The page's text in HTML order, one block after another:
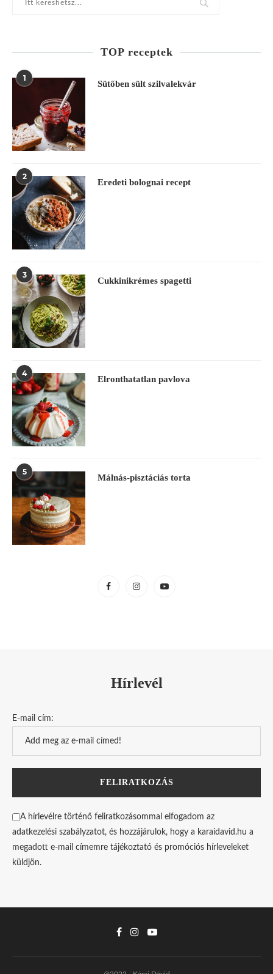
TOP receptek
1
Sütőben sült szilvalekvár
2
Eredeti bolognai recept
3
Cukkinikrémes spagetti
4
Elronthatatlan pavlova
5
Málnás-pisztáciás torta
Hírlevél
E-mail cím:
A hírlevélre történő feliratkozásommal elfogadom az
adatkezelési szabályzatot, és hozzájárulok, hogy a karaidavid.hu a
megadott e-mail címemre tájékoztató és promóciós hírleveleket
küldjön.